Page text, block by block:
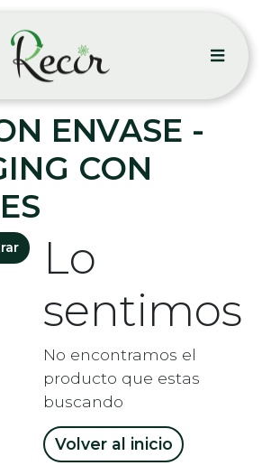
ENVASE -
CON
Lo
sentimos
No encontramos el
producto que estas
buscando
Volver al inicio